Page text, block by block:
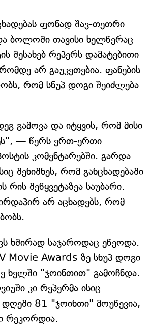
ფონად შავ-თეთრი
ბოლოში თავისი ხელწერაც
შესახებ რეპერს დამატებითი
არ გაუკეთებია. ფანების
რომ სნუპ დოგი შეიძლება
გამოვა და იტყვის, რომ მისი
— წერს ერთ-ერთი
კომენტარებში. გარდა
შენიშნეს, რომ განცხადებაში
რის შეწყვეტაზეა საუბარი.
არ აცხადებს, რომ
ხშირად საჯაროდაც ეწეოდა.
Movie Awards-ზე სნუპ დოგი
ხელში "ჯოინთით" გამოჩნდა.
კი რეპერმა ისიც
81 "ჯოინთი" მოუწევია,
რეკორდია.